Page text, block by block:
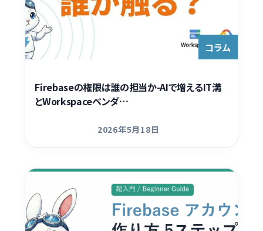
コラム
Firebaseの権限は誰の担当か-AIで増えるIT溝
とWorkspaceベンダ…
更新日
2026年5月18日